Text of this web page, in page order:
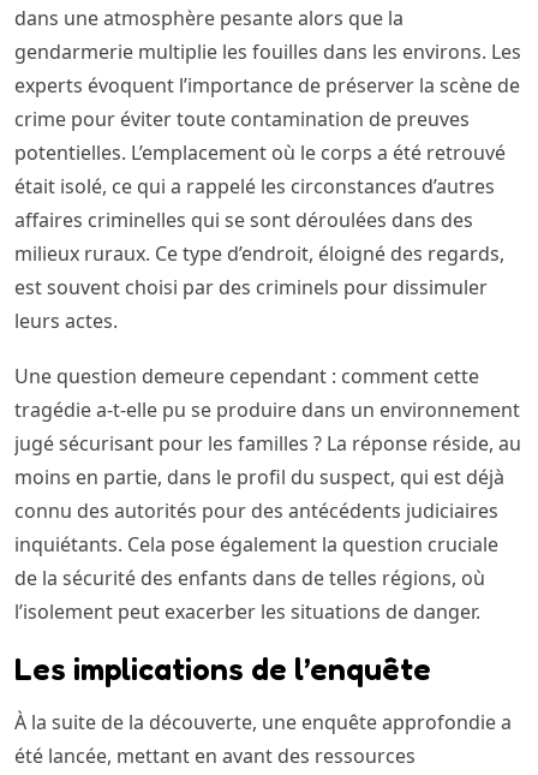
dans une atmosphère pesante alors que la
gendarmerie multiplie les fouilles dans les environs. Les
experts évoquent l’importance de préserver la scène de
crime pour éviter toute contamination de preuves
potentielles. L’emplacement où le corps a été retrouvé
était isolé, ce qui a rappelé les circonstances d’autres
affaires criminelles qui se sont déroulées dans des
milieux ruraux. Ce type d’endroit, éloigné des regards,
est souvent choisi par des criminels pour dissimuler
leurs actes.
Une question demeure cependant : comment cette
tragédie a-t-elle pu se produire dans un environnement
jugé sécurisant pour les familles ? La réponse réside, au
moins en partie, dans le profil du suspect, qui est déjà
connu des autorités pour des antécédents judiciaires
inquiétants. Cela pose également la question cruciale
de la sécurité des enfants dans de telles régions, où
l’isolement peut exacerber les situations de danger.
Les implications de l’enquête
À la suite de la découverte, une enquête approfondie a
été lancée, mettant en avant des ressources